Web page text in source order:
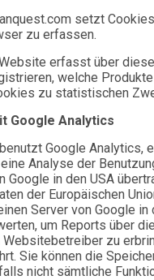
setzt
zu erfassen.
erfasst über
welche
zu statistischen
Google Analytics
Google Analytics,
Analyse der
Google in den USA
der Europäischen
Server von Google
um Reports über
zu
Sie können die
nicht sämtliche